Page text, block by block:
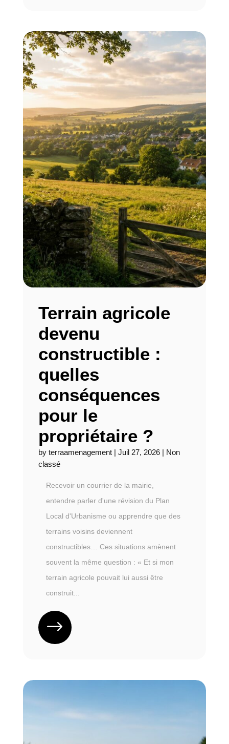
Terrain agricole
devenu
constructible :
quelles
conséquences
pour le
propriétaire ?
by terraamenagement| Juil 27, 2026| Non
classé
Recevoir un courrier de la mairie,
entendre parler d'une révision du Plan
Local d'Urbanisme ou apprendre que des
terrains voisins deviennent
constructibles… Ces situations amènent
souvent la même question : « Et si mon
terrain agricole pouvait lui aussi être
construit...